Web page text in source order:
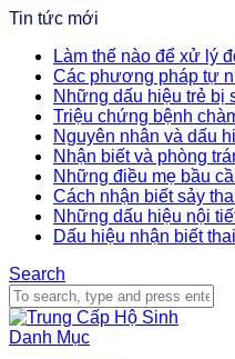
Tin tức mới
Làm thế nào để xử lý
Các phương pháp tự
Những dấu hiệu trẻ bị
Triệu chứng bệnh
Nguyên nhân và dấu
Nhận biết và phòng
Những điều mẹ bầu
Cách nhận biết sảy
Những dấu hiệu nội
Dấu hiệu nhận biết
Search
Danh Mục